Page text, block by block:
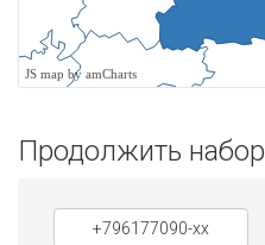
JS map by amCharts
Продолжить набор
+796177090-xx